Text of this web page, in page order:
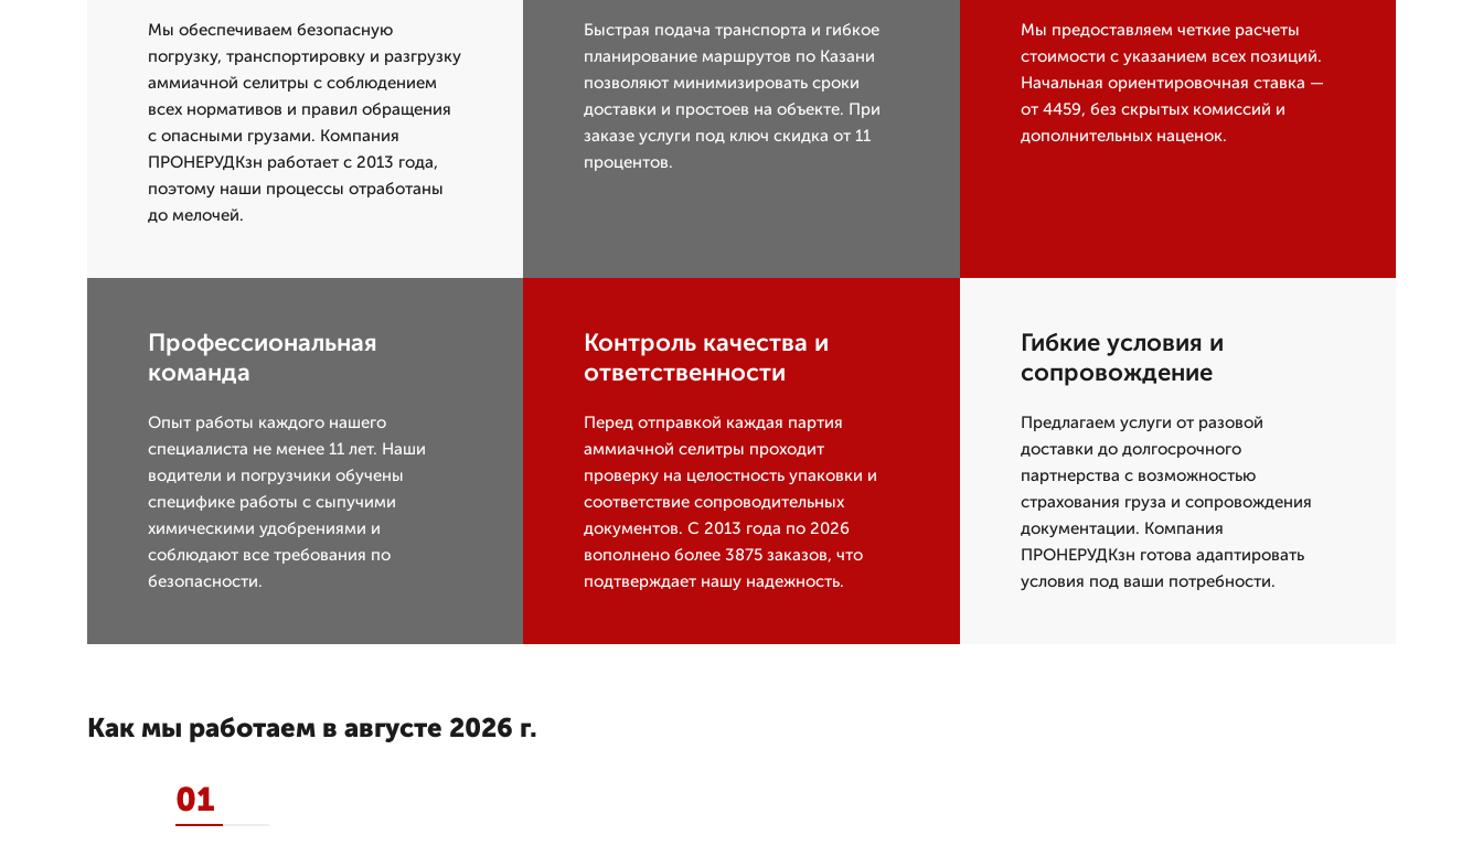
Мы обеспечиваем безопасную
погрузку, транспортировку и разгрузку
аммиачной селитры с соблюдением
всех нормативов и правил обращения
с опасными грузами. Компания
ПРОНЕРУДКзн работает с 2013 года,
поэтому наши процессы отработаны
до мелочей.
Быстрая подача транспорта и гибкое
планирование маршрутов по Казани
позволяют минимизировать сроки
доставки и простоев на объекте. При
заказе услуги под ключ скидка от 11
процентов.
Мы предоставляем четкие расчеты
стоимости с указанием всех позиций.
Начальная ориентировочная ставка —
от 4459, без скрытых комиссий и
дополнительных наценок.
Профессиональная
команда
Опыт работы каждого нашего
специалиста не менее 11 лет. Наши
водители и погрузчики обучены
специфике работы с сыпучими
химическими удобрениями и
соблюдают все требования по
безопасности.
Контроль качества и
ответственности
Перед отправкой каждая партия
аммиачной селитры проходит
проверку на целостность упаковки и
соответствие сопроводительных
документов. С 2013 года по 2026
вополнено более 3875 заказов, что
подтверждает нашу надежность.
Гибкие условия и
сопровождение
Предлагаем услуги от разовой
доставки до долгосрочного
партнерства с возможностью
страхования груза и сопровождения
документации. Компания
ПРОНЕРУДКзн готова адаптировать
условия под ваши потребности.
Как мы работаем в августе 2026 г.
01